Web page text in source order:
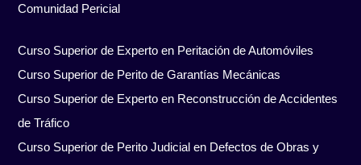
Comunidad Pericial
Curso Superior de Experto en Peritación de Automóviles
Curso Superior de Perito de Garantías Mecánicas
Curso Superior de Experto en Reconstrucción de Accidentes
de Tráfico
Curso Superior de Perito Judicial en Defectos de Obras y